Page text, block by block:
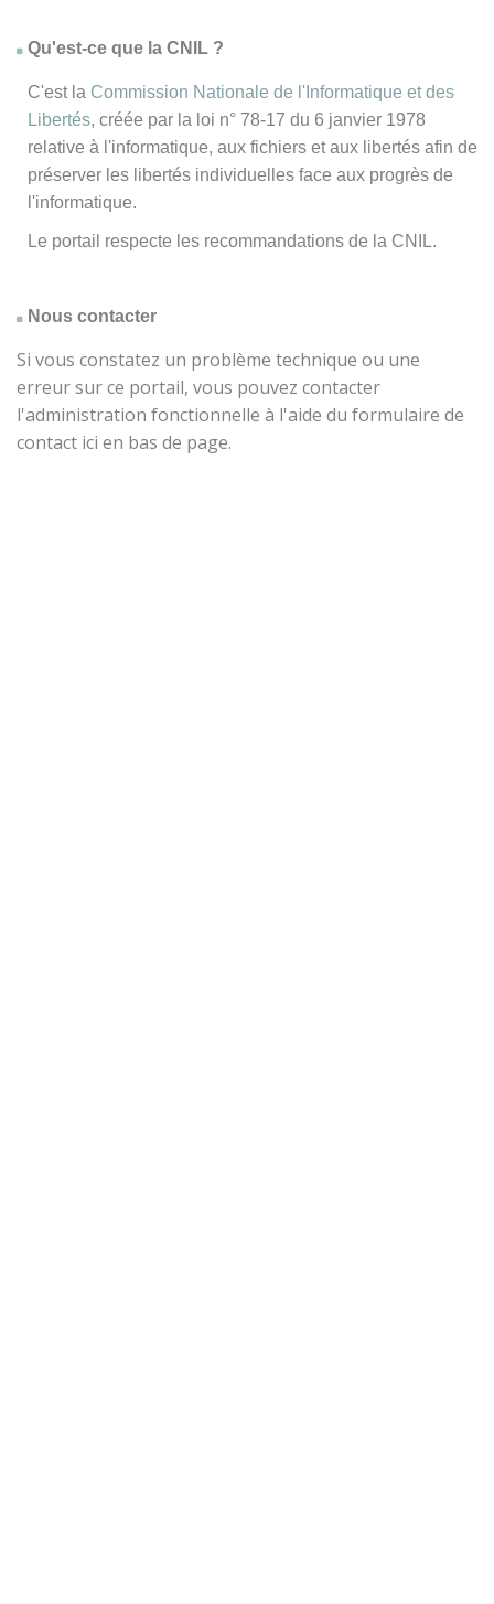
Qu'est-ce que la CNIL ?
C'est la Commission Nationale de l'Informatique et des
Libertés, créée par la loi n° 78-17 du 6 janvier 1978
relative à l'informatique, aux fichiers et aux libertés afin de
préserver les libertés individuelles face aux progrès de
l'informatique.
Le portail respecte les recommandations de la CNIL.
Nous contacter
Si vous constatez un problème technique ou une
erreur sur ce portail, vous pouvez contacter
l'administration fonctionnelle à l'aide du formulaire de
contact ici en bas de page.